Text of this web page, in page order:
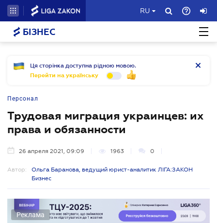
RU
БІЗНЕС
Ця сторінка доступна рідною мовою.
Перейти на українську
Персонал
Трудовая миграция украинцев: их
права и обязанности
26 апреля 2021, 09:09 1963 0
Автор:
Ольга Баранова, ведущий юрист-аналитик ЛІГА:ЗАКОН
Бизнес
Реклама